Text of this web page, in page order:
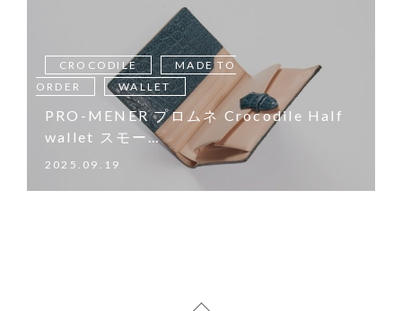
CROCODILE
MADE TO
ORDER
WALLET
PRO-MENER プロムネ Crocodile Half
wallet スモー…
2025.09.19